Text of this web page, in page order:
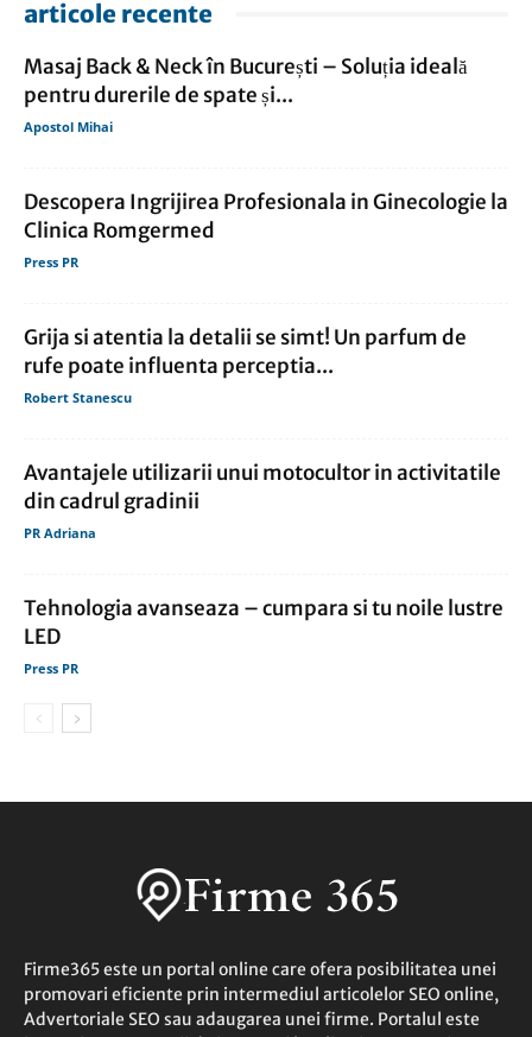
articole recente
Masaj Back & Neck în București – Soluția ideală
pentru durerile de spate și...
Apostol Mihai
Descopera Ingrijirea Profesionala in Ginecologie la
Clinica Romgermed
Press PR
Grija si atentia la detalii se simt! Un parfum de
rufe poate influenta perceptia...
Robert Stanescu
Avantajele utilizarii unui motocultor in activitatile
din cadrul gradinii
PR Adriana
Tehnologia avanseaza – cumpara si tu noile lustre
LED
Press PR
Firme365 este un portal online care ofera posibilitatea unei
promovari eficiente prin intermediul articolelor SEO online,
Advertoriale SEO sau adaugarea unei firme. Portalul este